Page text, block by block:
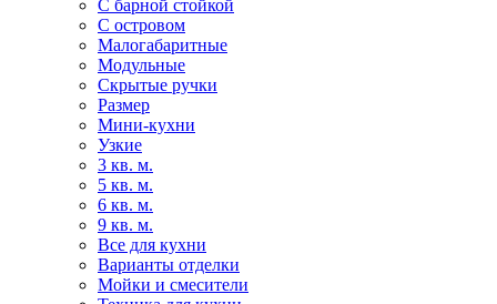
С барной стойкой
С островом
Малогабаритные
Модульные
Скрытые ручки
Размер
Мини-кухни
Узкие
3 кв. м.
5 кв. м.
6 кв. м.
9 кв. м.
Все для кухни
Варианты отделки
Мойки и смесители